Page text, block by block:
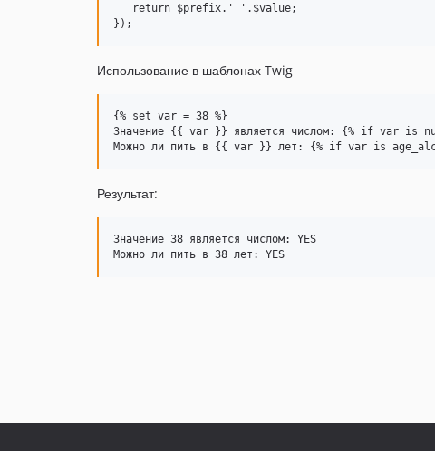
   return $prefix.'_'.$value;
Использование в шаблонах Twig
{% set var = 38 %}
Значение {{ var }} является числом: {% if var is num
Результат:
Значение 38 является числом: YES